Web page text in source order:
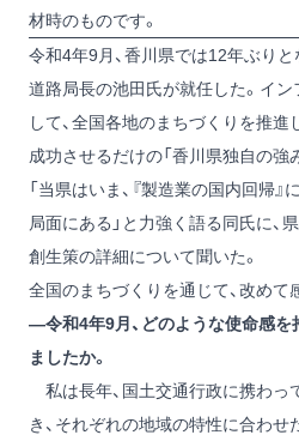
材時のものです。
令和4年9月、香川県では12年ぶり
道路局長の池田氏が就任した。イ
して、全国各地のまちづくりを推進
成功させるだけの「香川県独自の強
「当県はいま、『製造業の国内回帰
局面にある」と力強く語る同氏に、
創生策の詳細について聞いた。
全国のまちづくりを通じて、改めて
―令和4年9月、どのような使命感を
ましたか。
私は長年、国土交通行政に携わっ
き、それぞれの地域の特性に合わ